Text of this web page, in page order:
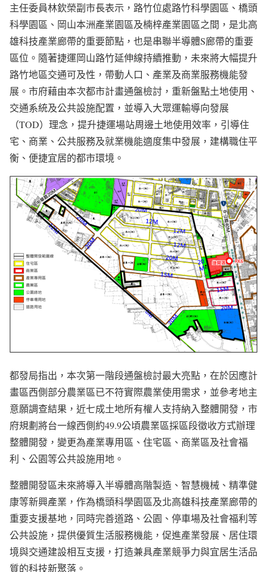
主任委員林欽榮副市長表示，路竹位處路竹科學園區、橋頭
科學園區、岡山本洲產業園區及楠梓產業園區之間，是北高
雄科技產業廊帶的重要節點，也是串聯半導體S廊帶的重要
區位。隨著捷運岡山路竹延伸線持續推動，未來將大幅提升
路竹地區交通可及性，帶動人口、產業及商業服務機能發
展。市府藉由本次都市計畫通盤檢討，重新盤點土地使用、
交通系統及公共設施配置，並導入大眾運輸導向發展
（TOD）理念，提升捷運場站周邊土地使用效率，引導住
宅、商業、公共服務及就業機能適度集中發展，建構職住平
衡、便捷宜居的都市環境。
都發局指出，本次第一階段通盤檢討最大亮點，在於因應計
畫區西側部分農業區已不符實際農業使用需求，並參考地主
意願調查結果，近七成土地所有權人支持納入整體開發，市
府規劃將台一線西側約49.9公頃農業區採區段徵收方式辦理
整體開發，變更為產業專用區、住宅區、商業區及社會福
利、公園等公共設施用地。
整體開發區未來將導入半導體高階製造、智慧機械、精準健
康等新興產業，作為橋頭科學園區及北高雄科技產業廊帶的
重要支援基地，同時完善道路、公園、停車場及社會福利等
公共設施，提供優質生活服務機能，促進產業發展、居住環
境與交通建設相互支援，打造兼具產業競爭力與宜居生活品
質的科技新聚落。